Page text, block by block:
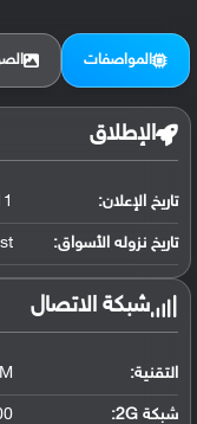
المواصفات
الإطلاق
تاريخ الإعلان:
تاريخ نزوله الأسواق:
شبكة الاتصال
التقنية:
شبكة 2G: